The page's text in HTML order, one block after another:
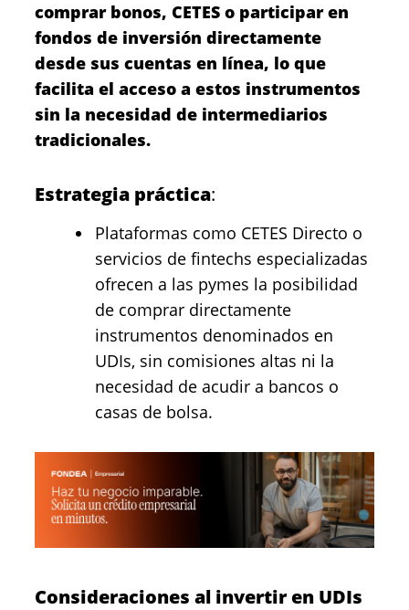
comprar bonos, CETES o participar en
fondos de inversión directamente
desde sus cuentas en línea, lo que
facilita el acceso a estos instrumentos
sin la necesidad de intermediarios
tradicionales.
Estrategia práctica:
Plataformas como CETES Directo o
servicios de fintechs especializadas
ofrecen a las pymes la posibilidad
de comprar directamente
instrumentos denominados en
UDIs, sin comisiones altas ni la
necesidad de acudir a bancos o
casas de bolsa.
Consideraciones al invertir en UDIs